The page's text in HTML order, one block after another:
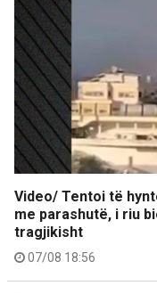
Video/ Tentoi të
me parashutë, i riu
tragjikisht
07/08 18:56